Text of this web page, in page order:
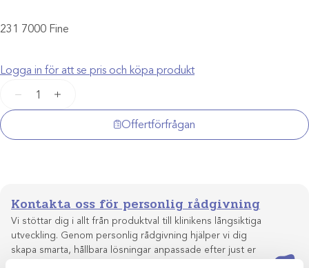
231 7000 Fine
Logga in för att se pris och köpa produkt
Tandraspblad
Fine
mängd
+
Offertförfrågan
Kontakta oss för personlig rådgivning
Vi stöttar dig i allt från produktval till klinikens långsiktiga
utveckling. Genom personlig rådgivning hjälper vi dig
skapa smarta, hållbara lösningar anpassade efter just er